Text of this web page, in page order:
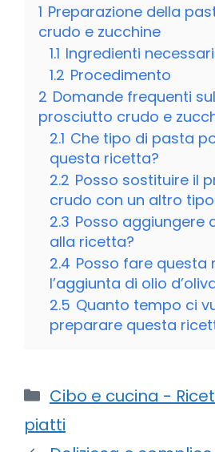
1 Preparazione della
crudo e zucchine
1.1 Ingredienti necessari
1.2 Procedimento
2 Domande frequenti
prosciutto crudo e
2.1 Che tipo di pasta
questa ricetta?
2.2 Posso sostituire il
crudo con un altro
2.3 Posso aggiungere
alla ricetta?
2.4 Posso fare questa
l’aggiunta di olio
2.5 Quanto tempo ci
preparare questa
Categorie
Cibo e cucina -
piatti